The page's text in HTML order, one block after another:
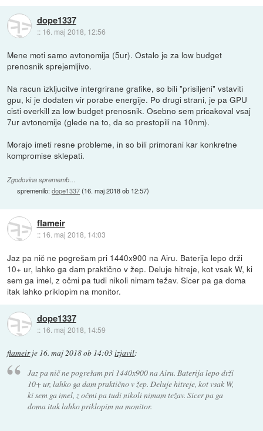
dope1337
:: 16. maj 2018, 12:56
Mene moti samo avtonomija (5ur). Ostalo je za low budget
prenosnik sprejemljivo.
Na racun izkljucitve intergrirane grafike, so bili "prisiljeni" vstaviti
gpu, ki je dodaten vir porabe energije. Po drugi strani, je pa GPU
cisti overkill za low budget prenosnik. Osebno sem pricakoval vsaj
7ur avtonomije (glede na to, da so prestopili na 10nm).
Morajo imeti resne probleme, in so bili primorani kar konkretne
kompromise sklepati.
Zgodovina sprememb…
spremenilo:dope1337(16. maj 2018 ob 12:57)
flameir
:: 16. maj 2018, 14:03
Jaz pa nič ne pogrešam pri 1440x900 na Airu. Baterija lepo drži
10+ ur, lahko ga dam praktično v žep. Deluje hitreje, kot vsak W, ki
sem ga imel, z očmi pa tudi nikoli nimam težav. Sicer pa ga doma
itak lahko priklopim na monitor.
dope1337
:: 16. maj 2018, 14:59
flameirje 16. maj 2018 ob 14:03izjavil:
Jaz pa nič ne pogrešam pri 1440x900 na Airu. Baterija lepo drži
10+ ur, lahko ga dam praktično v žep. Deluje hitreje, kot vsak W,
ki sem ga imel, z očmi pa tudi nikoli nimam težav. Sicer pa ga
doma itak lahko priklopim na monitor.